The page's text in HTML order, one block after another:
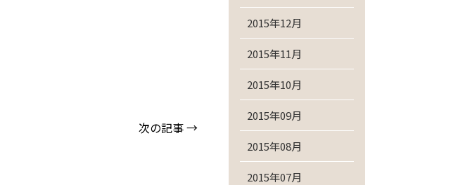
次の記事 →
2015年12月
2015年11月
2015年10月
2015年09月
2015年08月
2015年07月